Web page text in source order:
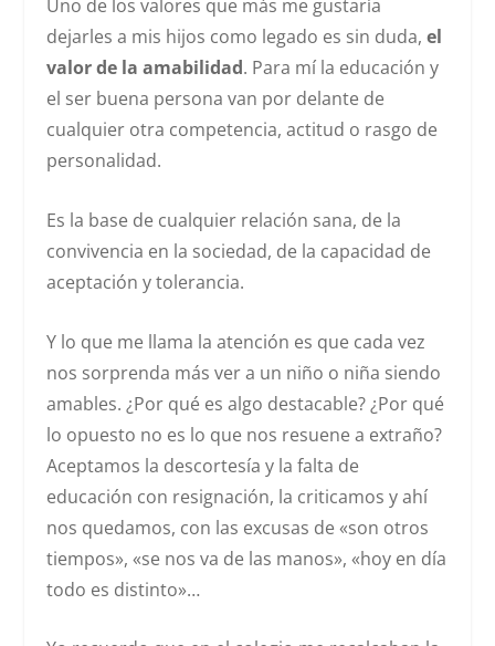
Uno de los valores que más me gustaría
dejarles a mis hijos como legado es sin duda,el
valor de la amabilidad. Para mí la educación y
el ser buena persona van por delante de
cualquier otra competencia, actitud o rasgo de
personalidad.
Es la base de cualquier relación sana, de la
convivencia en la sociedad, de la capacidad de
aceptación y tolerancia.
Y lo que me llama la atención es que cada vez
nos sorprenda más ver a un niño o niña siendo
amables. ¿Por qué es algo destacable? ¿Por qué
lo opuesto no es lo que nos resuene a extraño?
Aceptamos la descortesía y la falta de
educación con resignación, la criticamos y ahí
nos quedamos, con las excusas de «son otros
tiempos», «se nos va de las manos», «hoy en día
todo es distinto»…